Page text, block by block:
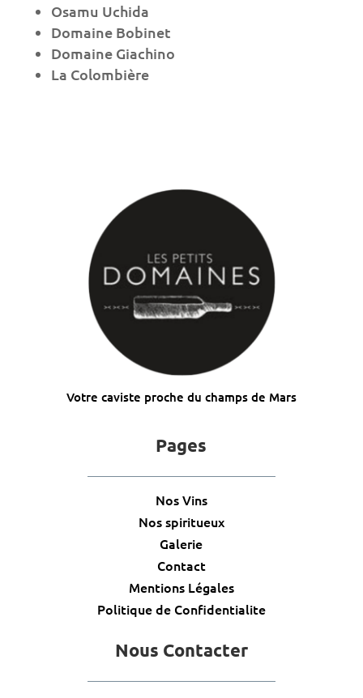
Osamu Uchida
Domaine Bobinet
Domaine Giachino
La Colombière
Votre caviste proche du champs de Mars
Pages
Nos Vins
Nos spiritueux
Galerie
Contact
Mentions Légales
Politique de Confidentialite
Nous Contacter